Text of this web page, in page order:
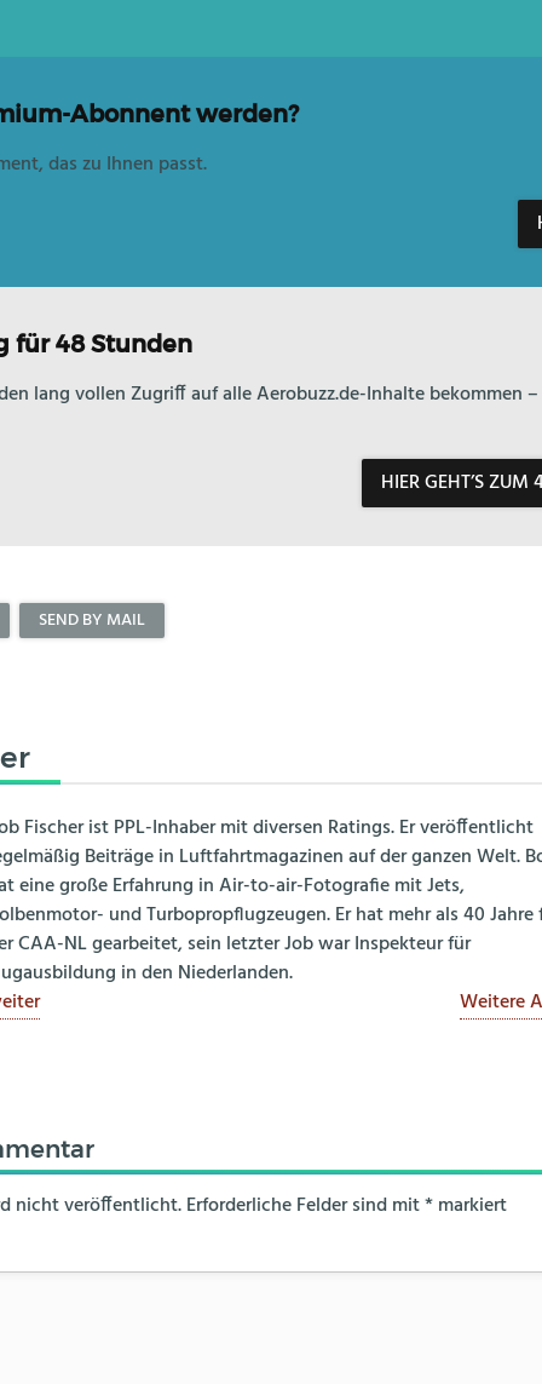
Abonnent werden?
das zu Ihnen passt.
für 48 Stunden
lang vollen Zugriff auf alle Aerobuzz.de-Inhalte bekommen
HIER GEHT’S
SEND BY MAIL
Fischer ist PPL-Inhaber mit diversen Ratings. Er veröffentlicht
Beiträge in Luftfahrtmagazinen auf der ganzen Welt.
eine große Erfahrung in Air-to-air-Fotografie mit Jets,
und Turbopropflugzeugen. Er hat mehr als 40 Jahre
CAA-NL gearbeitet, sein letzter Job war Inspekteur für
in den Niederlanden.
Weitere
nicht veröffentlicht. Erforderliche Felder sind mit*markiert